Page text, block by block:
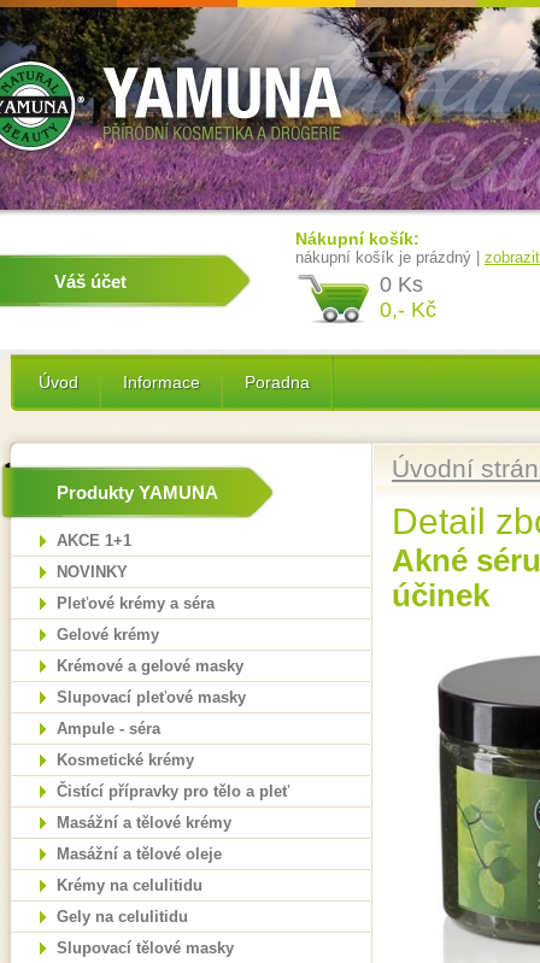
Váš účet
Nákupní košík:
nákupní košík je prázdný |
0 Ks
0,- Kč
Úvod Informace Poradna
Produkty YAMUNA
AKCE 1+1
NOVINKY
Pleťové krémy a séra
Gelové krémy
Krémové a gelové masky
Slupovací pleťové masky
Ampule - séra
Kosmetické krémy
Čistící přípravky pro tělo a pleť
Masážní a tělové krémy
Masážní a tělové oleje
Krémy na celulitidu
Gely na celulitidu
Slupovací tělové masky
Úvodní
Detail
Akné
účinek